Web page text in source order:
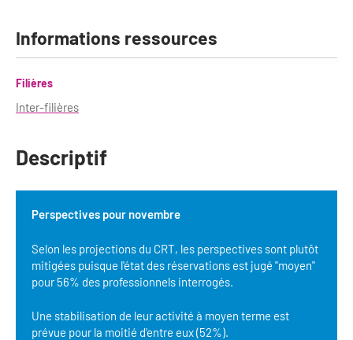
Améliorer l’expérience de vos visiteurs
Besoins et attentes des visiteurs
Améliorer la qualité
Partage d'expériences professionnelles
Accessibilité
Tourisme & Handicap
Se former et s'informer à l'Accessibilité
Nos publics en situation de handicap
Incentive et team building
Logistique
Services, Wifi, cartes
Destination Groupes
Magazine Paris Region
Informations ressources
Filières
Inter-filières
Descriptif
Perspectives pour novembre
Selon les projections du CRT, les perspectives sont plutôt
mitigées puisque l'état des réservations est jugé "moyen"
pour 56% des professionnels interrogés.
Une stabilisation de leur activité à moyen terme est
prévue pour la moitié d'entre eux (52%).